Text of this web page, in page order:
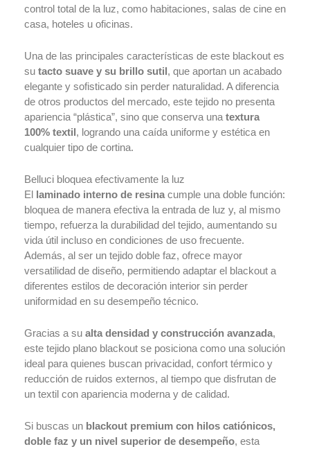
Creditos
Pagos
PSE
Pagos
Zona
Clientes
Online
Blog
X
control total de la luz, como habitaciones, salas de cine en
casa, hoteles u oficinas.
Una de las principales características de este blackout es
su tacto suave y su brillo sutil, que aportan un acabado
elegante y sofisticado sin perder naturalidad. A diferencia
de otros productos del mercado, este tejido no presenta
apariencia “plástica”, sino que conserva una textura
100% textil, logrando una caída uniforme y estética en
cualquier tipo de cortina.
Belluci bloquea efectivamente la luz
El laminado interno de resina cumple una doble función:
bloquea de manera efectiva la entrada de luz y, al mismo
tiempo, refuerza la durabilidad del tejido, aumentando su
vida útil incluso en condiciones de uso frecuente.
Además, al ser un tejido doble faz, ofrece mayor
versatilidad de diseño, permitiendo adaptar el blackout a
diferentes estilos de decoración interior sin perder
uniformidad en su desempeño técnico.
Gracias a su alta densidad y construcción avanzada,
este tejido plano blackout se posiciona como una solución
ideal para quienes buscan privacidad, confort térmico y
reducción de ruidos externos, al tiempo que disfrutan de
un textil con apariencia moderna y de calidad.
Si buscas un blackout premium con hilos catiónicos,
doble faz y un nivel superior de desempeño, esta